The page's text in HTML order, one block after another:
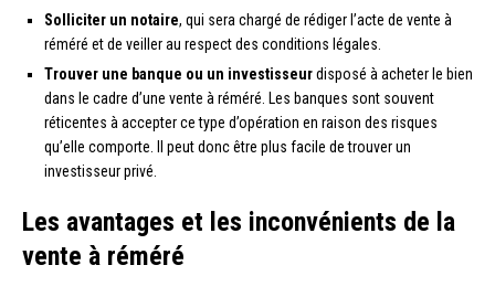
Solliciter un notaire, qui sera chargé de rédiger l’acte de vente à
réméré et de veiller au respect des conditions légales.
Trouver une banque ou un investisseurdisposé à acheter le bien
dans le cadre d’une vente à réméré. Les banques sont souvent
réticentes à accepter ce type d’opération en raison des risques
qu’elle comporte. Il peut donc être plus facile de trouver un
investisseur privé.
Les avantages et les inconvénients de la
vente à réméré